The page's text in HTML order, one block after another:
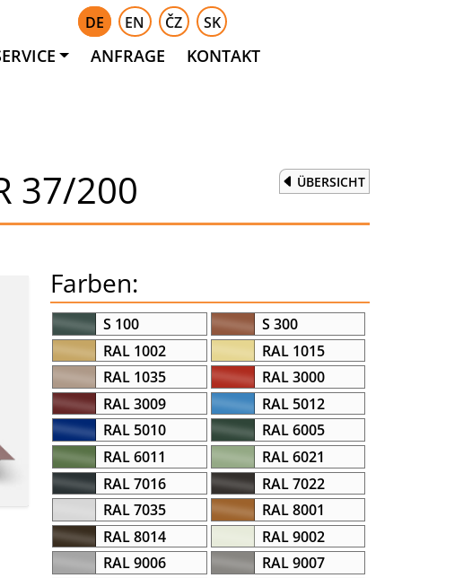
ANFRAGE KONTAKT
DE EN ČZ SK
ÜBERSICHT
37/200
Farben:
S 100
S 300
RAL 1002
RAL 1015
RAL 1035
RAL 3000
RAL 3009
RAL 5012
RAL 5010
RAL 6005
RAL 6011
RAL 6021
RAL 7016
RAL 7022
RAL 7035
RAL 8001
RAL 8014
RAL 9002
RAL 9006
RAL 9007